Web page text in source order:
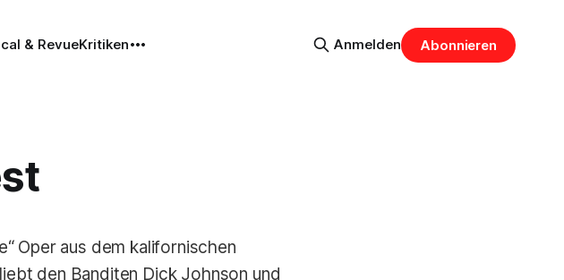
& RevueKritiken Anmelden Abonnieren
Oper aus dem kalifornischen
den Banditen Dick Johnson und